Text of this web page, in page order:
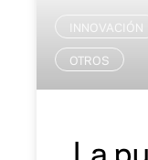
INNOVACIÓN
OTROS
La